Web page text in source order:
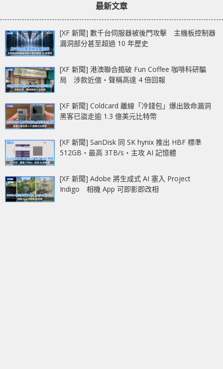
M2106-4S/M2106-
最新文章
[XF 新聞] 數千台伺服器被後門攻擊 主機板控制器
漏洞部分甚至超過 10 年歷史
[XF 新聞] 港澳聯合搗破 Fun Coffee 咖啡科研騙
局 涉款近億‧聲稱高達 4 倍回報
[XF 新聞] Coldcard 離線「冷錢包」爆出致命漏洞
黑客已盜走逾 1.3 億美元比特幣
[XF 新聞] SanDisk 同 SK hynix 推出 HBF 標準
512GB‧最高 3TB/s‧主攻 AI 記憶體
[XF 新聞] Adobe 將生成式 AI 塞入 Project
Indigo 相機 App 可即影即改相